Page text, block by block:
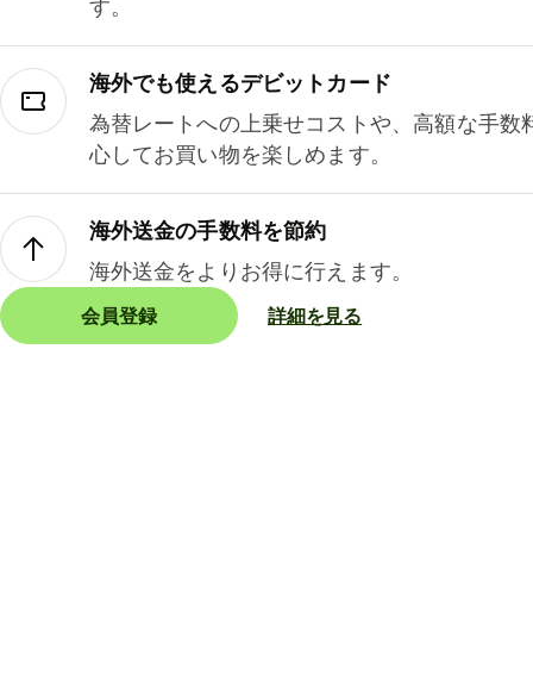
す。
海外でも使えるデビットカード
為替レートへの上乗せコストや、高額な手数
心してお買い物を楽しめます。
海外送金の手数料を節約
海外送金をよりお得に行えます。
会員登録 詳細を見る